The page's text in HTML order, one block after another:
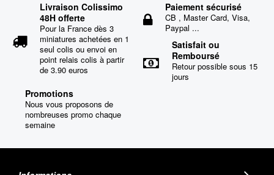
Livraison Colissimo
48H offerte
Pour la France dès 3
miniatures achetées en 1
seul colis ou envoi en
point relais colis à partir
de 3.90 euros
Paiement sécurisé
CB , Master Card, Visa,
Paypal ...
Satisfait ou
Remboursé
Retour possible sous 15
jours
Promotions
Nous vous proposons de
nombreuses promo chaque
semaine